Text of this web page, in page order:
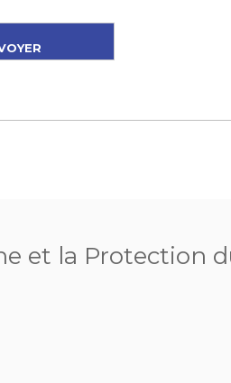
et la Protection